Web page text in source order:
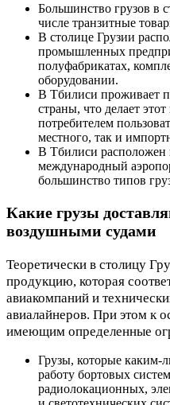
Большинство грузов в
числе транзитные
В столице Грузии
промышленных
полуфабрикатах,
оборудовании.
В Тбилиси проживает
страны, что делает
потребителем
местного, так и
В Тбилиси расположен
международный
большинство типов
Какие грузы
воздушными судами
Теоретически в столицу
продукцию, которая
авиакомпаний и
авиалайнеров. При этом к
имеющим определенные
Грузы, которые каким-
работу бортовых
радиолокационных,